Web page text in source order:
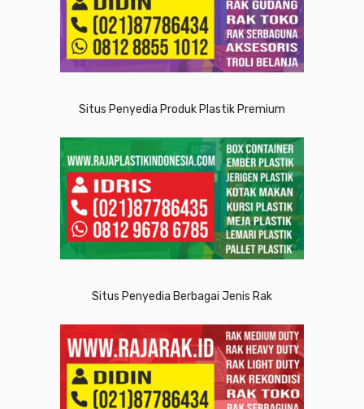
Situs Penyedia Produk Plastik Premium
Situs Penyedia Berbagai Jenis Rak